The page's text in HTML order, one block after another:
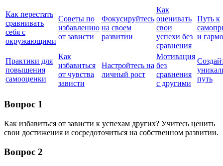
Как перестать
сравнивать
себя с
окружающими
Советы по
избавлению
от зависти
Фокусируйтесь
на своем
развитии
Как
оценивать
свои
успехи без
сравнения
Путь к
и
Практики для
повышения
самооценки
Как
избавиться
от чувства
зависти
Настройтесь на
личный рост
Мотивация
без
сравнения
с другими
путь
Вопрос 1
Как избавиться от зависти к успехам других? Учитесь ценить
свои достижения и сосредоточиться на собственном развитии.
Вопрос 2